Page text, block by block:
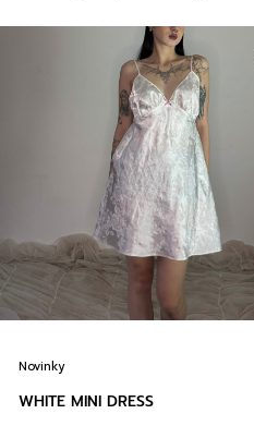
Novinky
WHITE MINI DRESS